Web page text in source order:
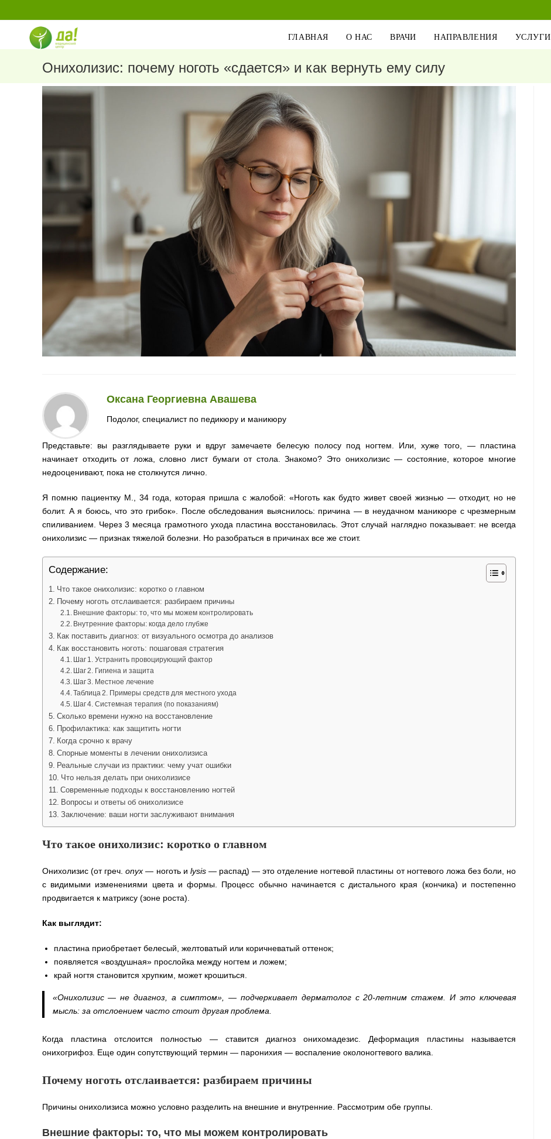
к
содержимому
ГЛАВНАЯ О НАС ВРАЧИ НАПРАВЛЕНИЯ УСЛУГИ
Онихолизис: почему ноготь «сдается» и как вернуть ему силу
Оксана Георгиевна Авашева
Подолог, специалист по педикюру и маникюру
Представьте: вы разглядываете руки и вдруг замечаете белесую полосу под ногтем. Или, хуже того, — пластина
начинает отходить от ложа, словно лист бумаги от стола. Знакомо? Это онихолизис — состояние, которое многие
недооценивают, пока не столкнутся лично.
Я помню пациентку М., 34 года, которая пришла с жалобой: «Ноготь как будто живет своей жизнью — отходит, но не
болит. А я боюсь, что это грибок». После обследования выяснилось: причина — в неудачном маникюре с чрезмерным
спиливанием. Через 3 месяца грамотного ухода пластина восстановилась. Этот случай наглядно показывает: не всегда
онихолизис — признак тяжелой болезни. Но разобраться в причинах все же стоит.
Содержание:
Что такое онихолизис: коротко о главном
Почему ноготь отслаивается: разбираем причины
Внешние факторы: то, что мы можем контролировать
Внутренние факторы: когда дело глубже
Как поставить диагноз: от визуального осмотра до анализов
Как восстановить ноготь: пошаговая стратегия
Шаг 1. Устранить провоцирующий фактор
Шаг 2. Гигиена и защита
Шаг 3. Местное лечение
Таблица 2. Примеры средств для местного ухода
Шаг 4. Системная терапия (по показаниям)
Сколько времени нужно на восстановление
Профилактика: как защитить ногти
Когда срочно к врачу
Спорные моменты в лечении онихолизиса
Реальные случаи из практики: чему учат ошибки
Что нельзя делать при онихолизисе
Современные подходы к восстановлению ногтей
Вопросы и ответы об онихолизисе
Заключение: ваши ногти заслуживают внимания
Что такое онихолизис: коротко о главном
Онихолизис (от греч.onyx — ноготь и lysis— распад) — это отделение ногтевой пластины от ногтевого ложа без боли, но
с видимыми изменениями цвета и формы. Процесс обычно начинается с дистального края (кончика) и постепенно
продвигается к матриксу (зоне роста).
Как выглядит:
пластина приобретает белесый, желтоватый или коричневатый оттенок;
появляется «воздушная» прослойка между ногтем и ложем;
край ногтя становится хрупким, может крошиться.
«Онихолизис — не диагноз, а симптом», — подчеркивает дерматолог с 20‑летним стажем. И это ключевая
мысль: за отслоением часто стоит другая проблема.
Когда пластина отслоится полностью — ставится диагноз онихомадезис. Деформация пластины называется
онихогрифоз. Еще один сопутствующий термин — паронихия — воспаление околоногтевого валика.
Почему ноготь отслаивается: разбираем причины
Причины онихолизиса можно условно разделить на внешние и внутренние. Рассмотрим обе группы.
Внешние факторы: то, что мы можем контролировать